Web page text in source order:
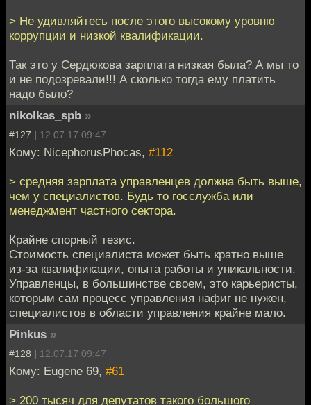
> Не удивляйтесь после этого высокому уровню
коррупции и низкой квалификации.
Так это у Сердюкова зарплата низкая была? А мы то
и не подозревали!!! А сколько тогда ему платить
надо было?
nikolkas_spb »
#127 | 12.07.17 09:47
Кому: NicephorusPhocas, #112
> средняя зарплата управленцев должна быть выше,
чем у специалистов. Будь то госслужба или
менеджмент частного сектора.
Крайне спорный тезис.
Стоимость специалиста может быть кратно выше
из-за квалификации, опыта работы и уникальности.
Управленцы, в большинстве своем, это карьеристы,
которым сам процесс управления нафиг не нужен,
специалистов в области управления крайне мало.
Pinkus »
#128 | 12.07.17 09:47
Кому: Eugene 69, #61
> 200 тысяч для депутатов такого большого